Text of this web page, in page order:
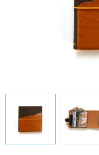
Hodnocení obchodu